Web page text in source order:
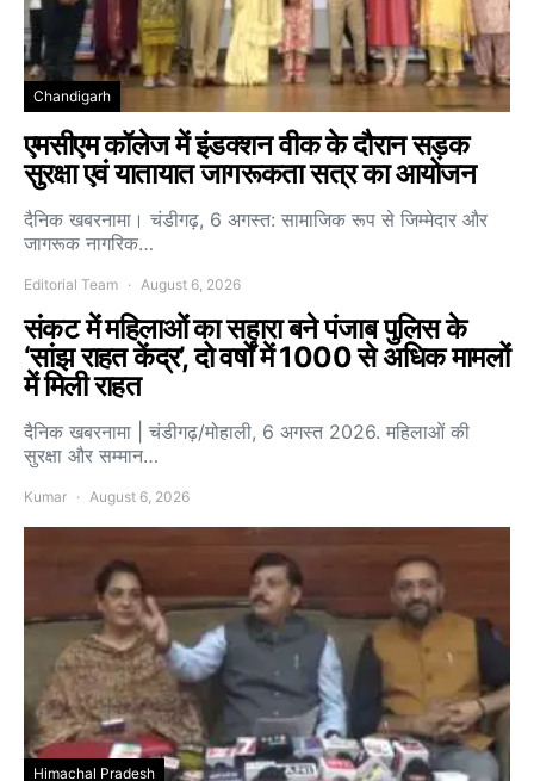
Chandigarh
एमसीएम कॉलेज में इंडक्शन वीक के दौरान सड़क
सुरक्षा एवं यातायात जागरूकता सत्र का आयोजन
दैनिक खबरनामा। चंडीगढ़, 6 अगस्त: सामाजिक रूप से जिम्मेदार और
जागरूक नागरिक…
Editorial Team August 6, 2026
संकट में महिलाओं का सहारा बने पंजाब पुलिस के
‘सांझ राहत केंद्र’, दो वर्षों में 1000 से अधिक मामलों
में मिली राहत
दैनिक खबरनामा | चंडीगढ़/मोहाली, 6 अगस्त 2026. महिलाओं की
सुरक्षा और सम्मान…
Kumar August 6, 2026
Himachal Pradesh